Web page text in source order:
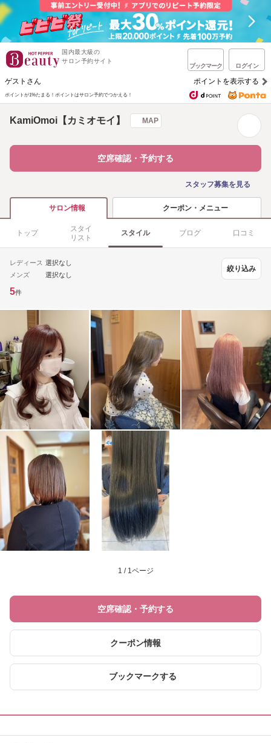
国内最大級の
サロン予約サイト
ブックマーク ログイン
ゲストさん ポイントを表示する
ポイントが1%たまる！ ポイントはサロン予約でつかえる！
KamiOmoi【カミオモイ】 MAP
空席確認・予約する
スタッフ募集を見る
サロン情報 クーポン・メニュー
トップ
スタイ
リスト
スタイル ブログ 口コミ
レディース 選択なし
メンズ
選択なし
絞り込み
5件
1 / 1ページ
空席確認・予約する
クーポン情報
ブックマークする